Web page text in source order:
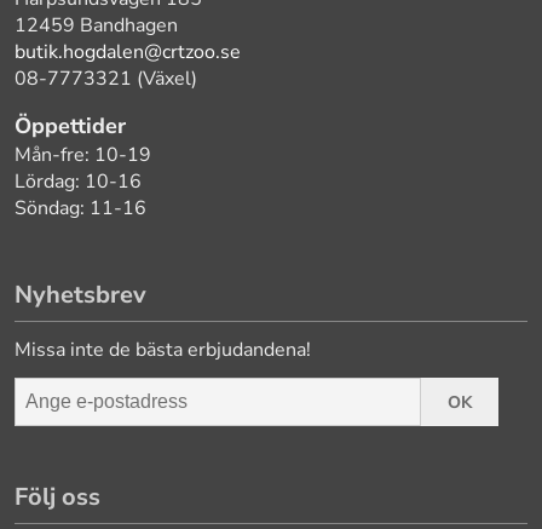
12459 Bandhagen
butik.hogdalen@crtzoo.se
08-7773321 (Växel)
Öppettider
Mån-fre: 10-19
Lördag: 10-16
Söndag: 11-16
Nyhetsbrev
Missa inte de bästa erbjudandena!
OK
Följ oss